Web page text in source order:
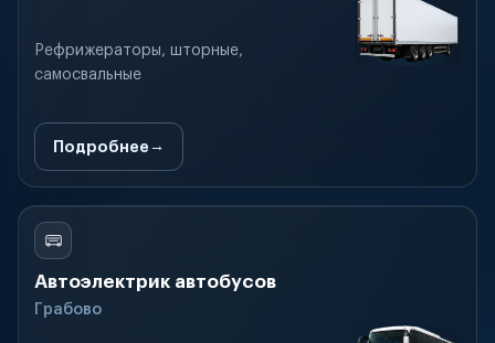
Рефрижераторы, шторные,
самосвальные
Подробнее
Автоэлектрик автобусов
Грабово